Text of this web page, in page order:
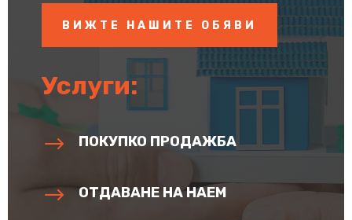
ВИЖТЕ НАШИТЕ ОБЯВИ
Услуги:
$ ПОКУПКО ПРОДАЖБА
$ ОТДАВАНЕ НА НАЕМ